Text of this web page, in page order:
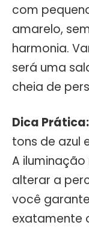
com
amarelo,
harmonia.
será uma
cheia de
Dica Prática:
tons de azul
A
alterar a
você
exatamente